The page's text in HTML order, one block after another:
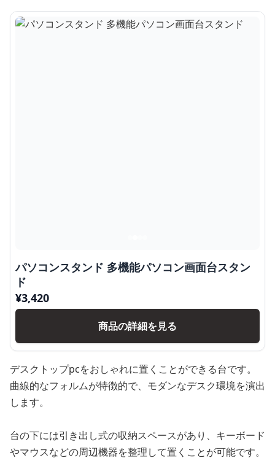
パソコンスタンド 多機能パソコン画面台スタン
ド
¥3,420
商品の詳細を見る
デスクトップpcをおしゃれに置くことができる台です。
曲線的なフォルムが特徴的で、モダンなデスク環境を演出
します。
台の下には引き出し式の収納スペースがあり、キーボード
やマウスなどの周辺機器を整理して置くことが可能です。